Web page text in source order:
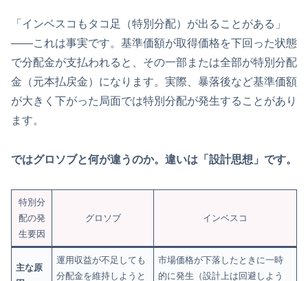
「インベスコもタコ足（特別分配）が出ることがある」
——これは事実です。基準価額が取得価格を下回った状態
で分配金が支払われると、その一部または全部が特別分配
金（元本払戻金）になります。実際、暴落後など基準価額
が大きく下がった局面では特別分配が発生することがあり
ます。
ではグロソブと何が違うのか。違いは「設計思想」です。
特別分
配の発
生要因
グロソブ インベスコ
主な原
運用収益が不足しても
分配金を維持しようと
市場価格が下落したときに一時
的に発生（設計上は回避しよう